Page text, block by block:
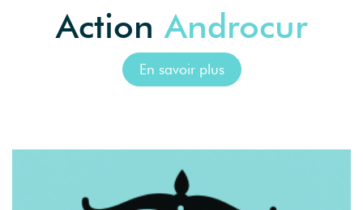
ActionAndrocur
En savoir plus